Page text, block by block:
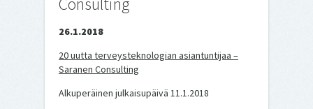
26.1.2018
20 uutta terveysteknologian asiantuntijaa –
Saranen Consulting
Alkuperäinen julkaisupäivä 11.1.2018